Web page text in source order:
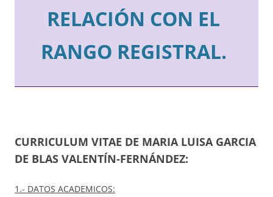
RELACIÓN CON EL
RANGO REGISTRAL.
CURRICULUM VITAE DE MARIA LUISA GARCIA
DE BLAS VALENTÍN-FERNÁNDEZ:
1.- DATOS ACADEMICOS: